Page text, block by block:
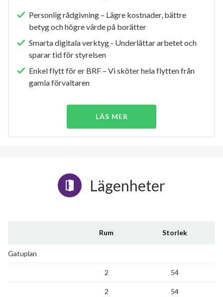
Personlig rådgivning – Lägre kostnader, bättre
betyg och högre värde på borätter
Smarta digitala verktyg - Underlättar arbetet och
sparar tid för styrelsen
Enkel flytt för er BRF – Vi sköter hela flytten från
gamla förvaltaren
LÄS MER
Lägenheter
Rum Storlek
Gatuplan
2 54
2 54